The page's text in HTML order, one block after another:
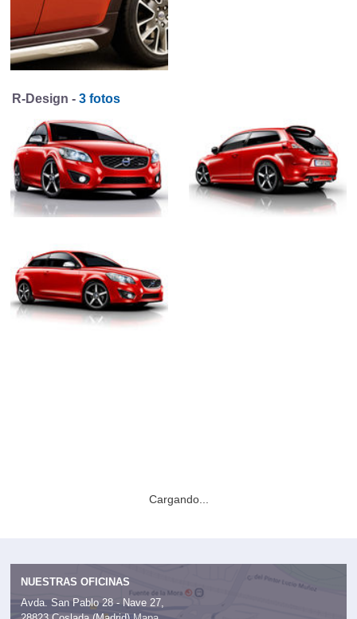
R-Design - 3 fotos
Fotos Interiores